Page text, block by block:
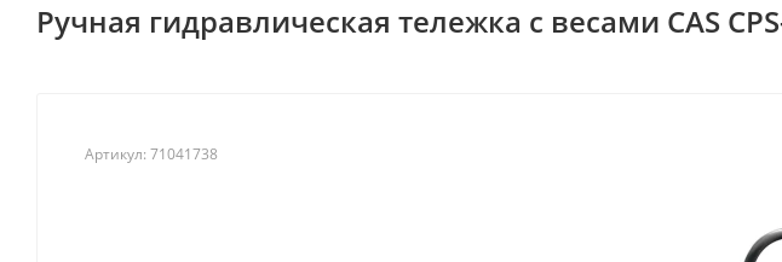
Ручная гидравлическая тележка с весами CAS
Артикул: 71041738